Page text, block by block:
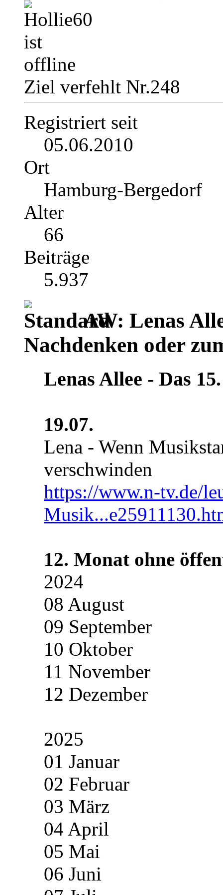
Ziel verfehlt Nr.248
Registriert seit
05.06.2010
Ort
Hamburg-Bergedorf
Alter
66
Beiträge
5.937
AW: Lenas
Nachdenken oder
Lenas Allee ‐ Das
19.07.
Lena - Wenn
verschwinden
https://www.n-tv.de/
12. Monat ohne
2024
08 August
09 September
10 Oktober
11 November
12 Dezember
2025
01 Januar
02 Februar
03 März
04 April
05 Mai
06 Juni